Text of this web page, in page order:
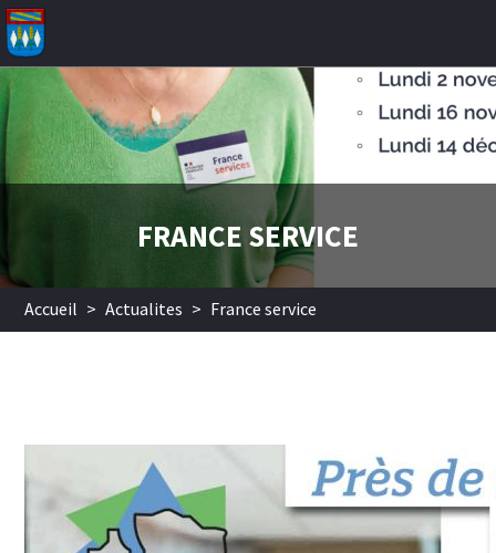
Aller au contenu principal
FRANCE SERVICE
Accueil > Actualites > France service